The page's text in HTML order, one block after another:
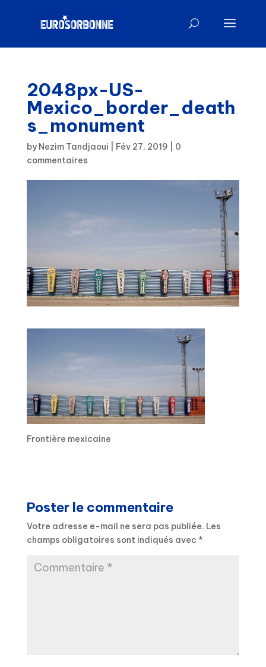
2048px-US-
Mexico_border_death
s_monument
by Nezim Tandjaoui Fév 27, 2019
0
commentaires
Frontière mexicaine
Poster le commentaire
Votre adresse e-mail ne sera pas publiée. Les
champs obligatoires sont indiqués avec *